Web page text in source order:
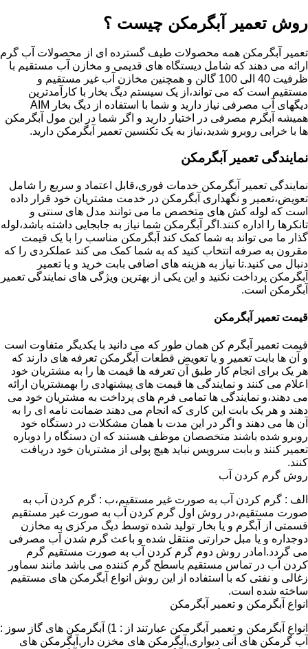
روش تعمیر آبگرمکن چیست ؟
تعمیر آبگرمکن همه محصولات طیف گسترده ای از محصولات آب گرم
ارائه می دهند که شامل دیستگاه های قدیمی و مخازن آب مستقیم با
ظرفیت 40 الی 100 گالن و همچنین مخازن آب غیر مستقیم و
مستقیم است که می تواند،از یک سیستم دیگ بخار با کارآمدترین
دیگهای آب مصرفی نیاز دارید و شما با استفاده از دیگ بخار AIM
همیشه آبگرم مصرفی در اختیار دارید و اگر شما در این مول آبگرمکن
ها با خرابی روبرو شدید،نیاز به یک تکنسین تعمیر آبگرمکن دارید.
نمایندگی تعمیر آبگرمکن
نمایندگی تعمیر آبگرمکن خدمات فوری،قابل اعتماد و سریع را شامل
تعویض،تعمیر و نگهداری آبگرمکن در خدمت مشتریان خود قرار داده
است که لوله کش های متخصص ما می توانند مدل های سنتی و
تانکرها را اداره کنند.اگر آبگرمکن شما نیاز به جابجایی داشته باشد،لوله
گذار ما می تواند به شما کمک کند آبگرمکن مناسب را با یک قیمت
مقرون به صرفه انتخاب کنید که به شما کمک می کند عملکردی را که
دنبال می کنید.تا نیاز به هزینه های اضافی بابت خرید و یا تعمیر
آبگرمکن پرداخت نکنید و این یکی از بهترین ویژگی های نمایندگی تعمیر
آبگرمکن است.
قیمت تعمیر آبگرمکن
قیمت تعمیر آبگرم کن همان طور که می دانید با یکدیگر متفاوت است
و آن ها بابت تعمیر و یا تعویض قطعات آبگرمکن تعرفه های دارند که
هر یک برای انجام کار طبق آن تعرفه ها قیمت ها را به مشتریان خود
اعلام می کنند و نمایندگی ها قیمت های پیشنهادی را بهمشتریان ارائه
می دهند،و نمایندگی ها تمامی فرم های پرداخت به مشتریان خود می
دهند و هر یک بابت این کاری که انجام می دهند ضمانت نامه ای را به
آن ها می دهند و اگر در این مدت با همان مشکلات در دستگاه خود
روبرو شده باشند متخصصان موظف هستند که ان دستگاه را دوباره
تعمیر کنند و بابت سرویس نباید هیچ پولی از مشتریان خود دریافت
کنند.
روش گرم کردن آب
الف : گرم کردن آب به صورت غیر مستقیم،ب : گرم کردن آب به
صورت مستقیم،در روش اول گرم کردن آب به صورت غیر مستقیم
قسمتی از آبگرم و یا بخار تولید شده توسط دیگ مرکزی به مخازن
دوجداره و یا مبل حرارتی منتقل شده و باعث گرم شدن آب مصرفی
می گردد.امادر روش دوم گرم کردن آب به صورت مستقیم گرم
کردن آب در تماس مستقیم باسطح گرم کننده می باشد مانند سماور
زغالی و نفتی که با استفاده از این روش انواع آبگرمکن های مستقیم
ساخته شده است.
انواع آبگرمکن و تعمیر آبگرمکن
انواع آبگرمکن و تعمیر آبگرمکن عبارتند از : 1) آبگرمکن های گاز سوز :
آب گرمکن های آنی دیواری,آبگرمکن های مخزن دار,آبگرمکن های